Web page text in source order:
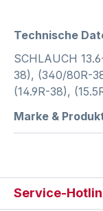
Technische
SCHLAUCH
38), (340/80R-
(14.9R-38),
Marke &
Service-